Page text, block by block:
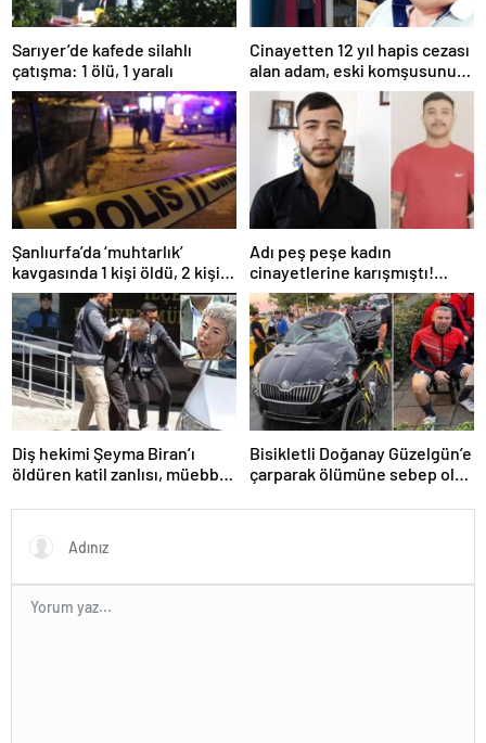
Sarıyer’de kafede silahlı
çatışma: 1 ölü, 1 yaralı
Cinayetten 12 yıl hapis cezası
alan adam, eski komşusunu
öldürüp kayıplara karıştı
Şanlıurfa’da ‘muhtarlık’
kavgasında 1 kişi öldü, 2 kişi
yaralandı
Adı peş peşe kadın
cinayetlerine karışmıştı!
Ümitcan Uygun’un
cezaevindeki yeni görüntüsü
ortaya çıktı
Diş hekimi Şeyma Biran’ı
öldüren katil zanlısı, müebbet
Bisikletli Doğanay Güzelgün’e
çarparak ölümüne sebep olan